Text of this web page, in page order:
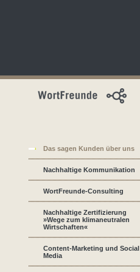
Das sagen Kunden über uns
Nachhaltige Kommunikation
WortFreunde-Consulting
Nachhaltige Zertifizierung
»Wege zum klimaneutralen
Wirtschaften«
Content-Marketing und Social
Media